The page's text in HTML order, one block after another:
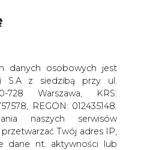
TEKSTU A A
ZALOGUJ SIĘ
danych osobowych jest
S.A z siedzibą przy ul.
Warszawa, KRS:
REGON: 012435148.
naszych serwisów
Twój adres IP,
dane nt. aktywności lub